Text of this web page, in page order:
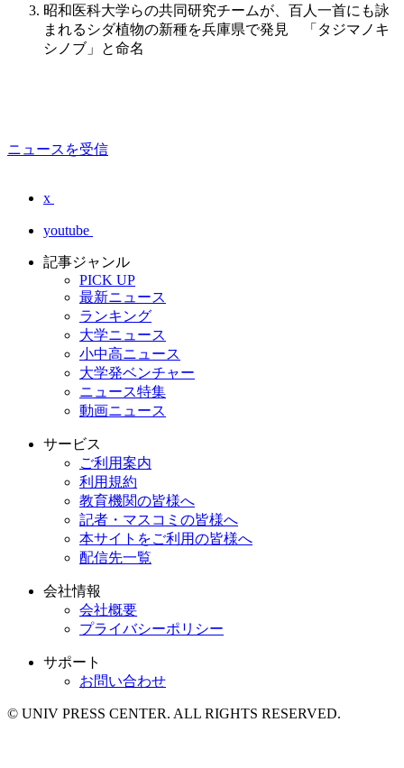
昭和医科大学らの共同研究チームが、百人一首にも詠
まれるシダ植物の新種を兵庫県で発見 「タジマノキ
シノブ」と命名
ニュースを受信
x
youtube
記事ジャンル
PICK UP
最新ニュース
ランキング
大学ニュース
小中高ニュース
大学発ベンチャー
ニュース特集
動画ニュース
サービス
ご利用案内
利用規約
教育機関の皆様へ
記者・マスコミの皆様へ
本サイトをご利用の皆様へ
配信先一覧
会社情報
会社概要
プライバシーポリシー
サポート
お問い合わせ
© UNIV PRESS CENTER. ALL RIGHTS RESERVED.